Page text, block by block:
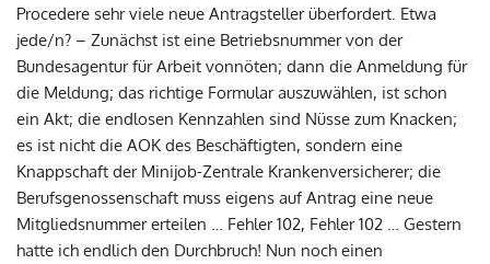
Procedere sehr viele neue Antragsteller überfordert. Etwa
jede/n? – Zunächst ist eine Betriebsnummer von der
Bundesagentur für Arbeit vonnöten; dann die Anmeldung für
die Meldung; das richtige Formular auszuwählen, ist schon
ein Akt; die endlosen Kennzahlen sind Nüsse zum Knacken;
es ist nicht die AOK des Beschäftigten, sondern eine
Knappschaft der Minijob-Zentrale Krankenversicherer; die
Berufsgenossenschaft muss eigens auf Antrag eine neue
Mitgliedsnummer erteilen … Fehler 102, Fehler 102 … Gestern
hatte ich endlich den Durchbruch! Nun noch einen